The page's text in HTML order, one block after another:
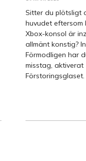
Sitter du plötsligt
huvudet eftersom
Xbox-konsol är
allmänt konstig?
Förmodligen har
misstag, aktiverat
Förstoringsglaset.